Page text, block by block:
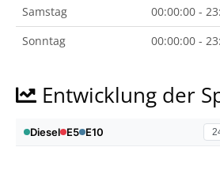
Samstag
00:00:00 -
Sonntag
00:00:00 -
Entwicklung der